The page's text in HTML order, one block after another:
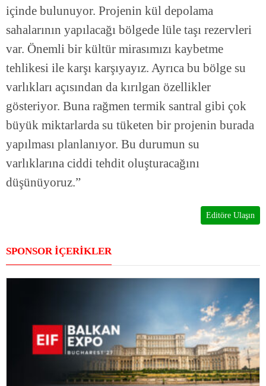
içinde bulunuyor. Projenin kül depolama
sahalarının yapılacağı bölgede lüle taşı rezervleri
var. Önemli bir kültür mirasımızı kaybetme
tehlikesi ile karşı karşıyayız. Ayrıca bu bölge su
varlıkları açısından da kırılgan özellikler
gösteriyor. Buna rağmen termik santral gibi çok
büyük miktarlarda su tüketen bir projenin burada
yapılması planlanıyor. Bu durumun su
varlıklarına ciddi tehdit oluşturacağını
düşünüyoruz.”
Editöre Ulaşın
SPONSOR İÇERİKLER